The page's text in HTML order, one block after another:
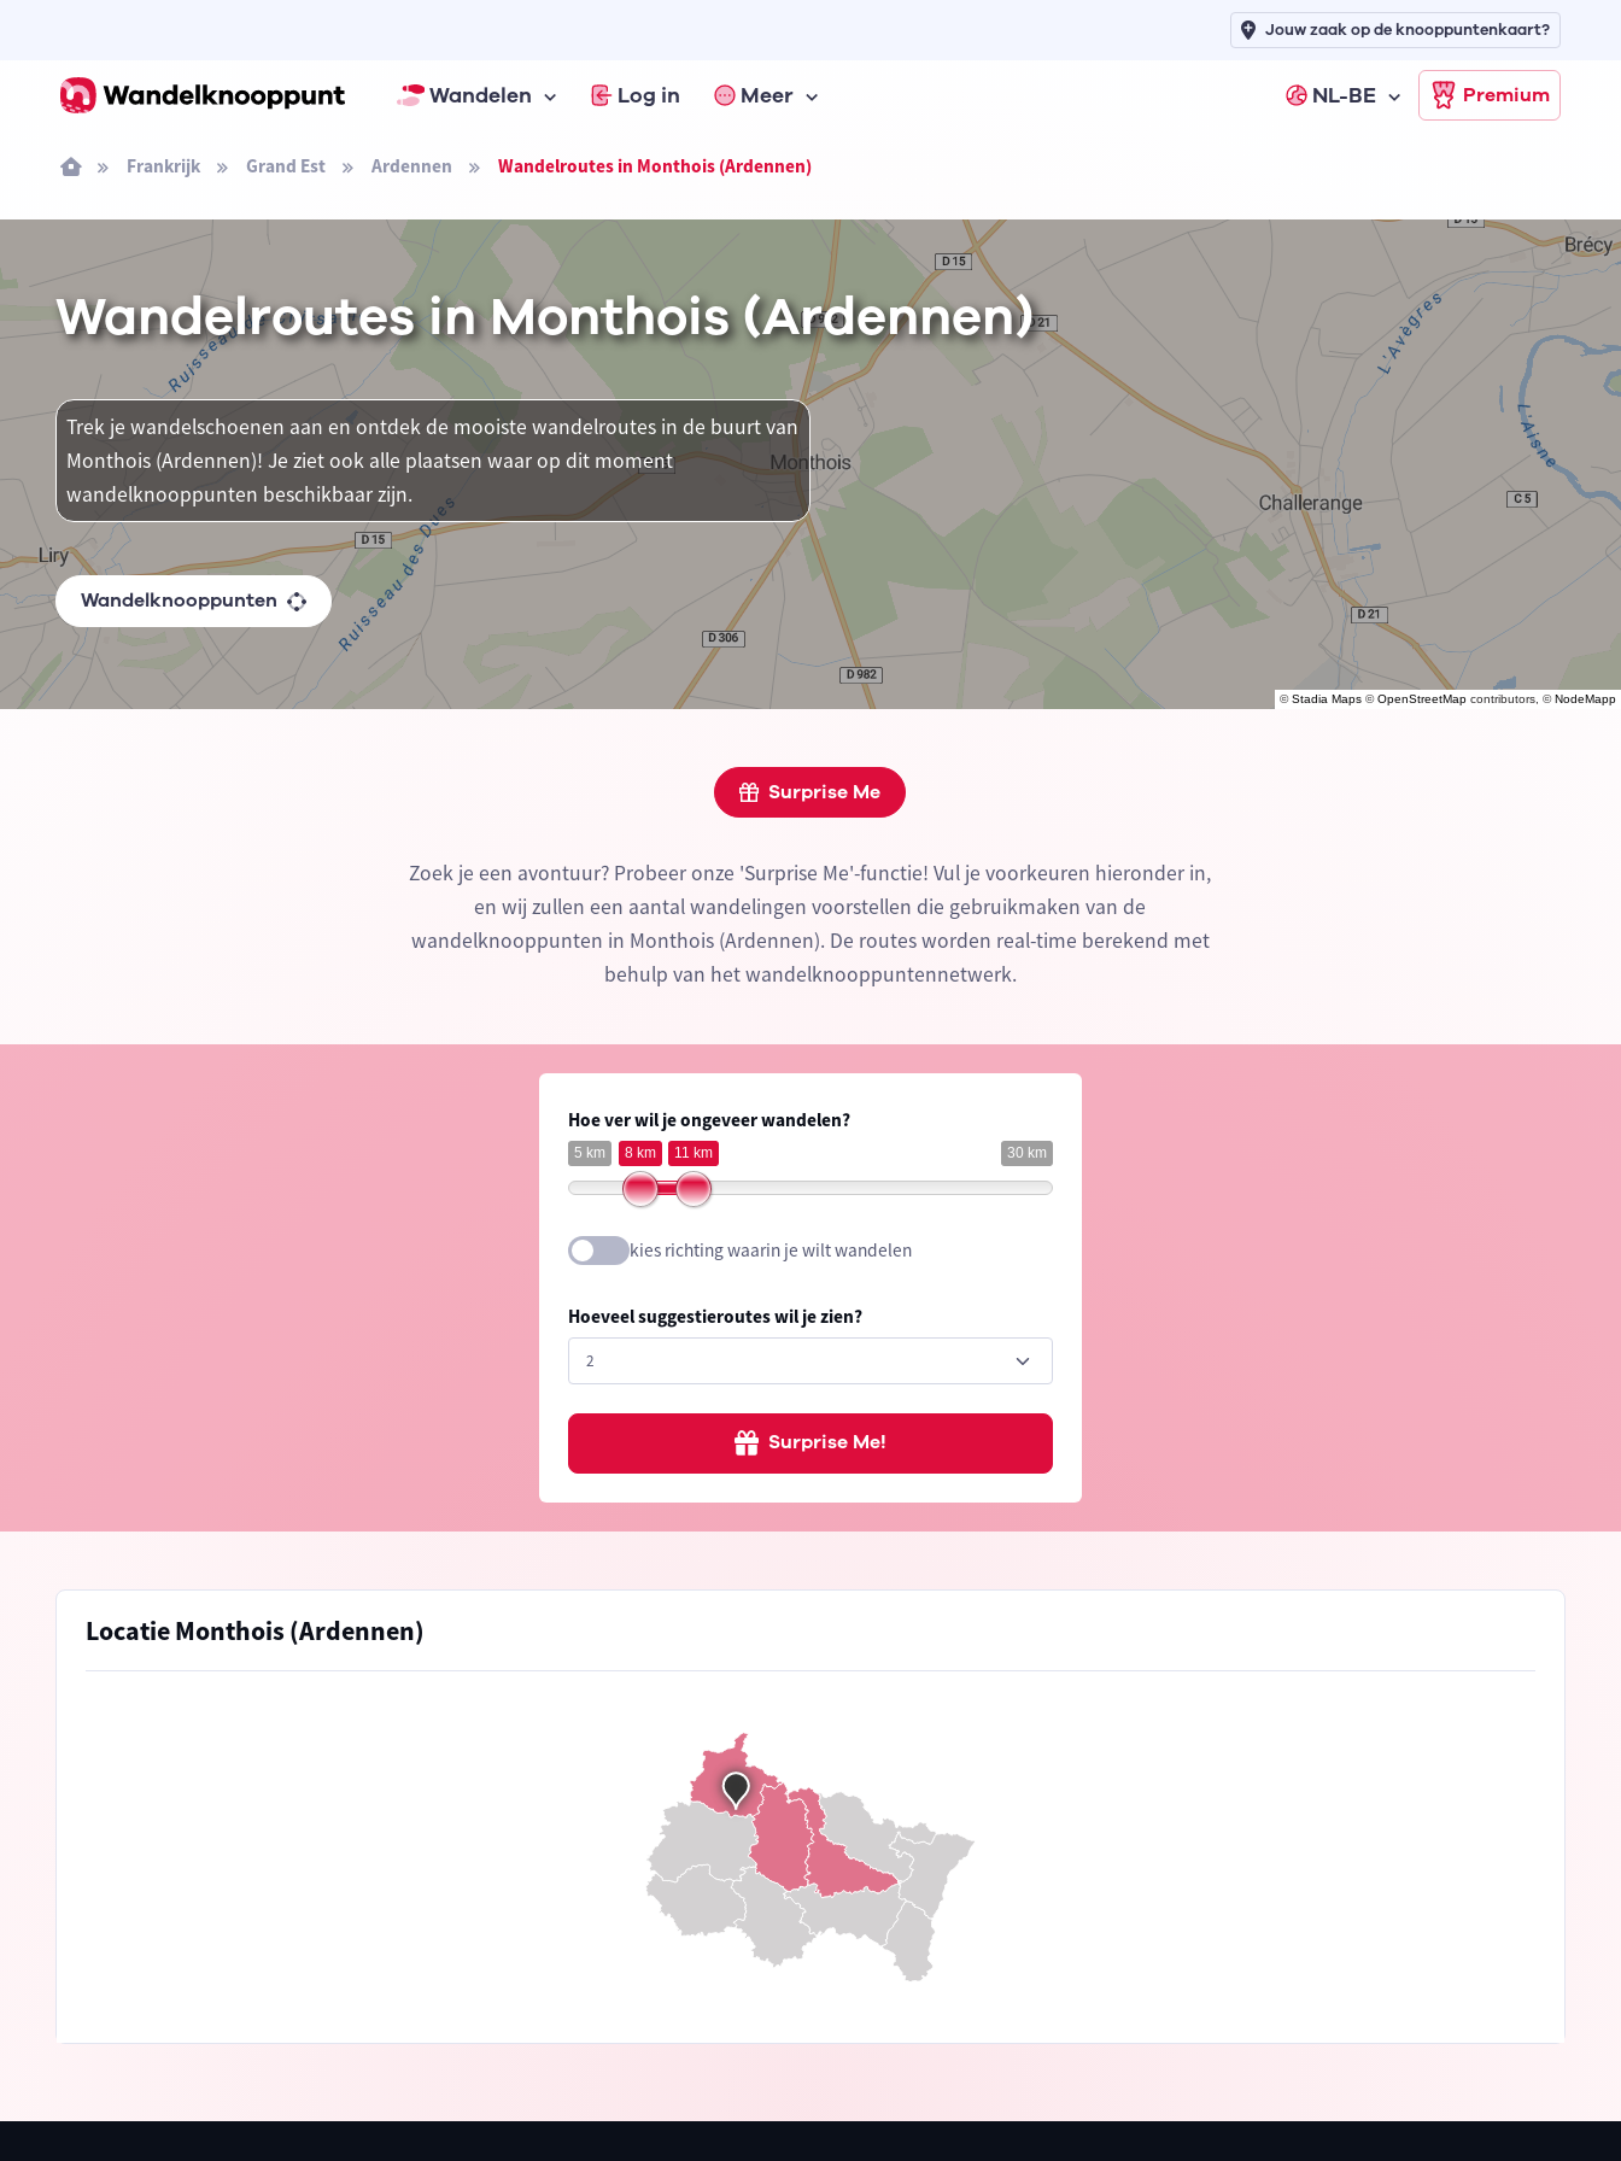
Wandelen Log in Meer NL-BE Premium
Jouw zaak op de knooppuntenkaart?
Frankrijk Grand Est Ardennen Wandelroutes in Monthois (Ardennen)
©Stadia Maps ©OpenStreetMap contributors, ©NodeMapp
Wandelroutes in Monthois (Ardennen)
Trek je wandelschoenen aan en ontdek de mooiste wandelroutes in de buurt van
Monthois (Ardennen)! Je ziet ook alle plaatsen waar op dit moment
wandelknooppunten beschikbaar zijn.
Wandelknooppunten
Surprise Me
Zoek je een avontuur? Probeer onze 'Surprise Me'-functie! Vul je voorkeuren hieronder in,
en wij zullen een aantal wandelingen voorstellen die gebruikmaken van de
wandelknooppunten in Monthois (Ardennen). De routes worden real-time berekend met
behulp van het wandelknooppuntennetwerk.
Hoe ver wil je ongeveer wandelen?
5 km 30 km
8 km 11 km
kies richting waarin je wilt wandelen
Hoeveel suggestieroutes wil je zien?
Surprise Me!
Locatie Monthois (Ardennen)